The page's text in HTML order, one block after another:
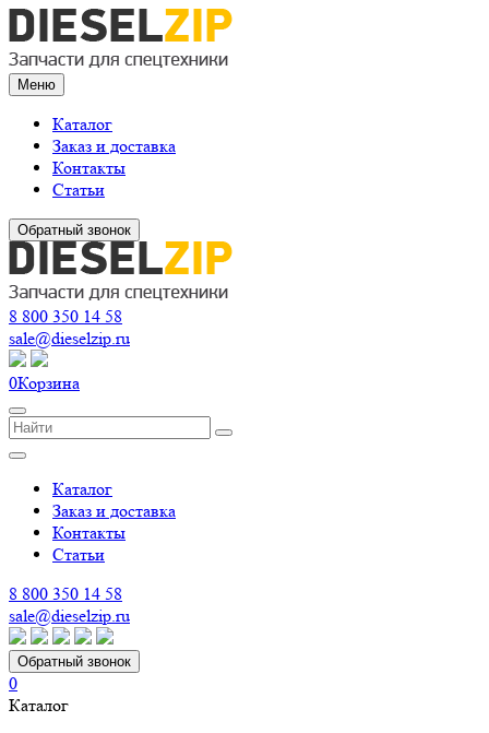
Меню
Каталог
Заказ и доставка
Контакты
Статьи
Обратный звонок
8 800 350 14 58
sale@dieselzip.ru
0Корзина
Каталог
Заказ и доставка
Контакты
Статьи
8 800 350 14 58
sale@dieselzip.ru
Обратный звонок
0
Каталог